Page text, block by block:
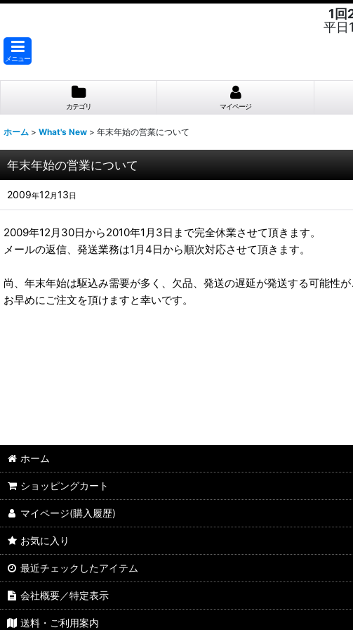
1回
平日
メニュー
カテゴリ マイページ
ホーム > What's New > 年末年始の営業について
年末年始の営業について
2009年12月 13 日
2009年12月30日から2010年1月3日まで完全休業させて頂きます。
メールの返信、発送業務は1月4日から順次対応させて頂きます。
尚、年末年始は駆込み需要が多く、欠品、発送の遅延が発送する可能性が
お早めにご注文を頂けますと幸いです。
ホーム
ショッピングカート
マイページ(購入履歴)
お気に入り
最近チェックしたアイテム
会社概要／特定表示
送料・ご利用案内